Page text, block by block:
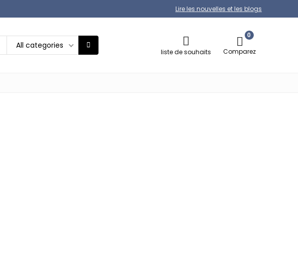
Lire les nouvelles et les blogs
All categories
liste de souhaits
0
Comparez